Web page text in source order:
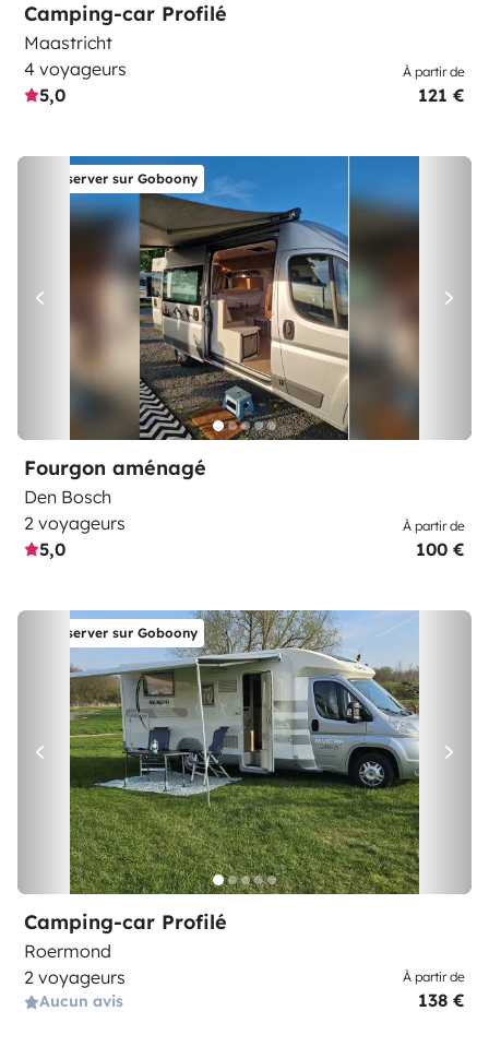
Camping-car Profilé
Maastricht
4 voyageurs
5,0
À partir de
121 €
Réserver sur Goboony
Fourgon aménagé
Den Bosch
2 voyageurs
5,0
À partir de
100 €
Réserver sur Goboony
Camping-car Profilé
Roermond
2 voyageurs
Aucun avis
À partir de
138 €